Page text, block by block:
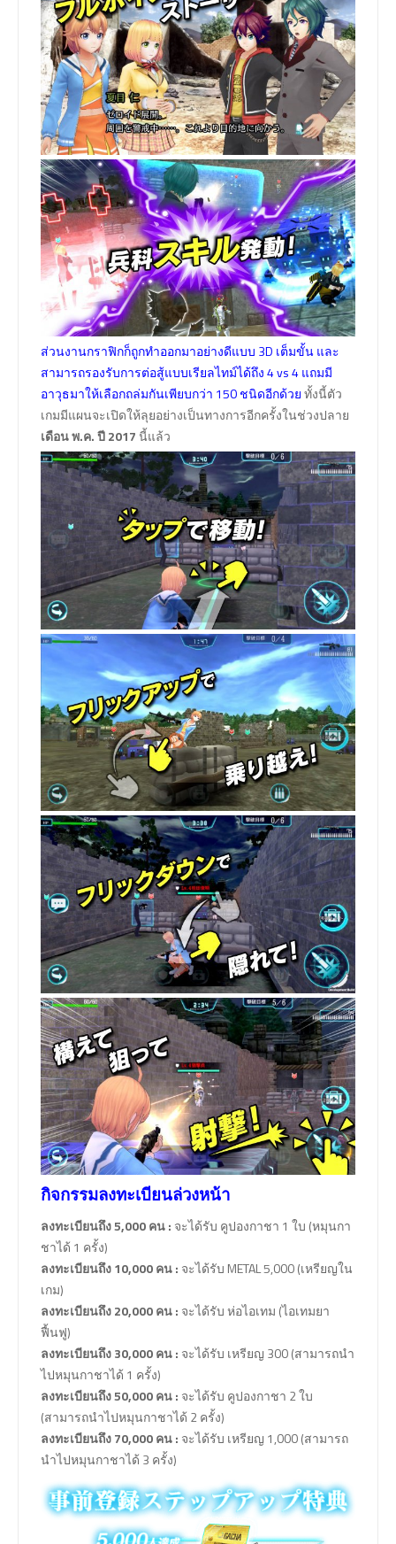
ส่วนงานกราฟิกก็ถูกทำออกมาอย่างดีแบบ 3D เต็มขั้น และ
สามารถรองรับการต่อสู้แบบเรียลไทม์ได้ถึง 4 vs 4 แถมมี
อาวุธมาให้เลือกถล่มกันเพียบกว่า 150 ชนิดอีกด้วยทั้งนี้ตัว
เกมมีแผนจะเปิดให้ลุยอย่างเป็นทางการอีกครั้งในช่วงปลาย
เดือน พ.ค. ปี 2017นี้แล้ว
กิจกรรมลงทะเบียนล่วงหน้า
ลงทะเบียนถึง 5,000 คน : จะได้รับ คูปองกาชา 1 ใบ (หมุนกา
ชาได้ 1 ครั้ง)
ลงทะเบียนถึง 10,000 คน : จะได้รับ METAL 5,000 (เหรียญใน
เกม)
ลงทะเบียนถึง 20,000 คน : จะได้รับ ห่อไอเทม (ไอเทมยา
ฟื้นฟู)
ลงทะเบียนถึง 30,000 คน : จะได้รับ เหรียญ 300 (สามารถนำ
ไปหมุนกาชาได้ 1 ครั้ง)
ลงทะเบียนถึง 50,000 คน : จะได้รับ คูปองกาชา 2 ใบ
(สามารถนำไปหมุนกาชาได้ 2 ครั้ง)
ลงทะเบียนถึง 70,000 คน : จะได้รับ เหรียญ 1,000 (สามารถ
นำไปหมุนกาชาได้ 3 ครั้ง)